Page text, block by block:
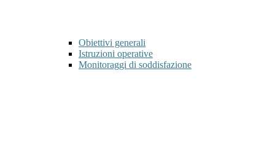
Obiettivi generali
Istruzioni operative
Monitoraggi di soddisfazione